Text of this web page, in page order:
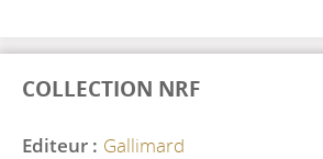
COLLECTION NRF
Editeur : Gallimard